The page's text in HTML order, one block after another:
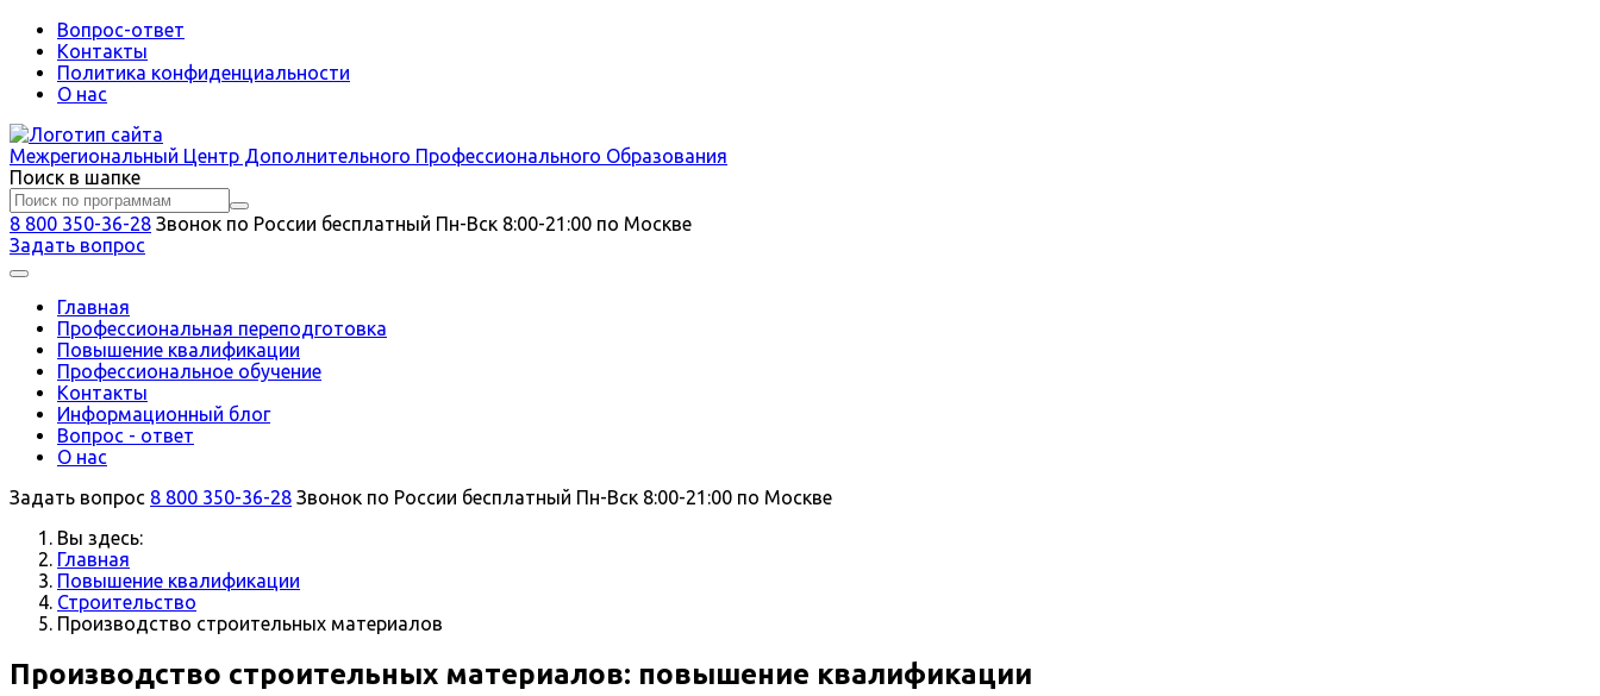
Вопрос-ответ
Контакты
Политика конфиденциальности
О нас
Межрегиональный Центр Дополнительного Профессионального Образования
Поиск в шапке
8 800 350-36-28 Звонок по России бесплатный Пн-Вск 8:00-21:00 по Москве
Задать вопрос
Главная
Профессиональная переподготовка
Повышение квалификации
Профессиональное обучение
Контакты
Информационный блог
Вопрос - ответ
О нас
Задать вопрос 8 800 350-36-28 Звонок по России бесплатный Пн-Вск 8:00-21:00 по Москве
Вы здесь:
Главная
Повышение квалификации
Строительство
Производство строительных материалов
Производство строительных материалов: повышение квалификации